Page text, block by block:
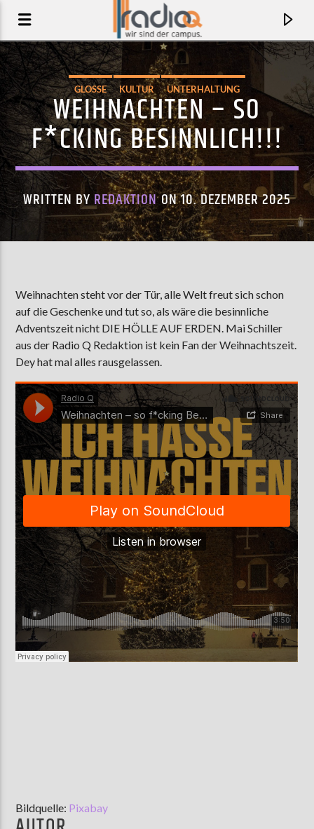
WIE GEHT DENN DAS
KIND KAPUTT
AKTUELLE SENDUNG
MOEBIUS
00:00 18:00
ZU HÖREN IN Münster 90,9 MHzSteinfurt 103,9 MHz
GLOSSE KULTUR UNTERHALTUNG
WEIHNACHTEN – SO
F*CKING BESINNLICH!!!
WRITTEN BYREDAKTIONON 10. DEZEMBER 2025
Weihnachten steht vor der Tür, alle Welt freut sich schon
auf die Geschenke und tut so, als wäre die besinnliche
Adventszeit nicht DIE HÖLLE AUF ERDEN. Mai Schiller
aus der Radio Q Redaktion ist kein Fan der Weihnachtszeit.
Dey hat mal alles rausgelassen.
Bildquelle: Pixabay